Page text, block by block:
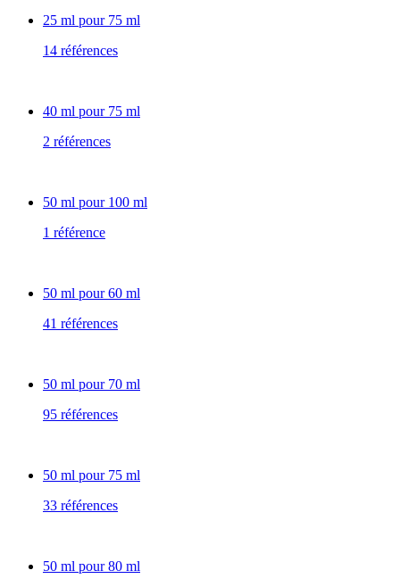
25 ml pour 75 ml
14 références
40 ml pour 75 ml
2 références
50 ml pour 100 ml
1 référence
50 ml pour 60 ml
41 références
50 ml pour 70 ml
95 références
50 ml pour 75 ml
33 références
50 ml pour 80 ml